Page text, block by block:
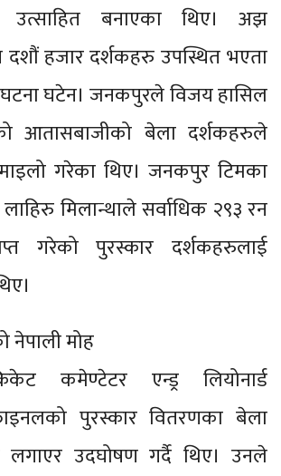
उत्साहित बनाएका थिए। अझ
हजार दर्शकहरु उपस्थित भएता
घटना घटेन। जनकपुरले विजय हासिल
आतासबाजीको बेला दर्शकहरुले
गरेका थिए। जनकपुर टिमका
मिलान्थाले सर्वाधिक २९३ रन
गरेको पुरस्कार दर्शकहरुलाई
नेपाली मोह
क्रिकेट कमेण्टेटर एन्ड्र लियोनार्ड
पुरस्कार वितरणका बेला
लगाएर उदघोषण गर्दै थिए। उनले